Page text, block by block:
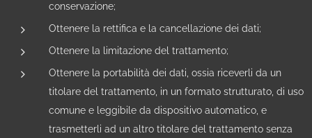
conservazione;
Ottenere la rettifica e la cancellazione dei dati;
Ottenere la limitazione del trattamento;
Ottenere la portabilità dei dati, ossia riceverli da un
titolare del trattamento, in un formato strutturato, di uso
comune e leggibile da dispositivo automatico, e
trasmetterli ad un altro titolare del trattamento senza